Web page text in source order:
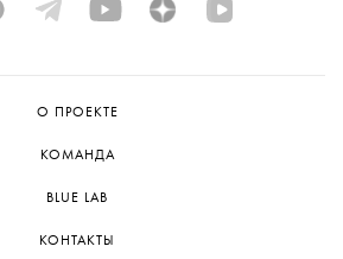
О ПРОЕКТЕ
КОМАНДА
BLUE LAB
КОНТАКТЫ